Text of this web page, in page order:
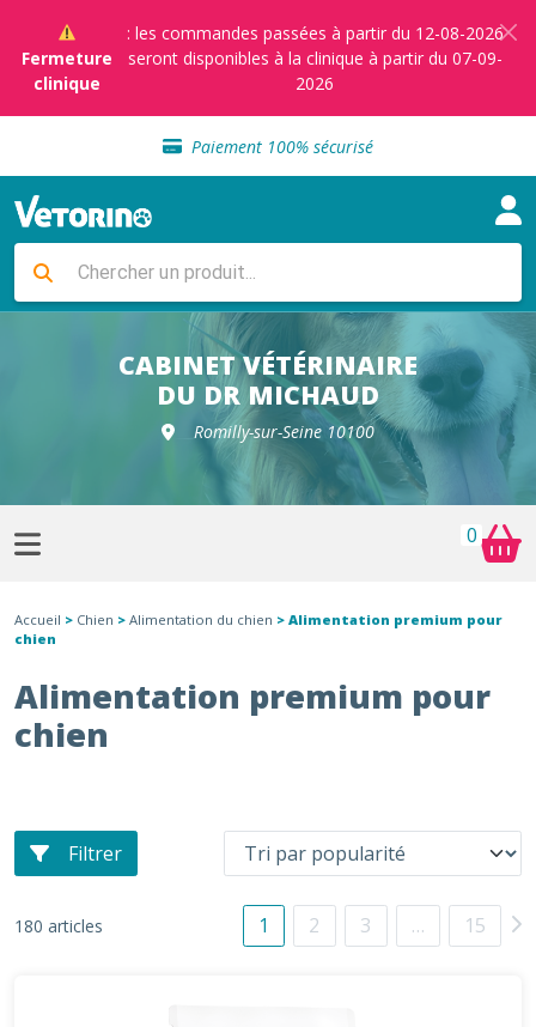
Fermeture
clinique
: les commandes passées à partir du 12-08-2026
seront disponibles à la clinique à partir du 07-09-
2026
Sélection de croquettes vétérinaire
Paiement 100% sécurisé
Livraison gratuite en clinique vétérinaire
Sélection de croquettes vétérinaire
Livraison gratuite en clinique vétérinaire
Retour gratuit en clinique
Sélection de croquettes vétérinaire
CABINET VÉTÉRINAIRE
DU DR MICHAUD
Romilly-sur-Seine 10100
0
Accueil > Chien > Alimentation du chien > Alimentation premium pour
chien
Alimentation premium pour
chien
Filtrer
180 articles 1 2 3 … 15